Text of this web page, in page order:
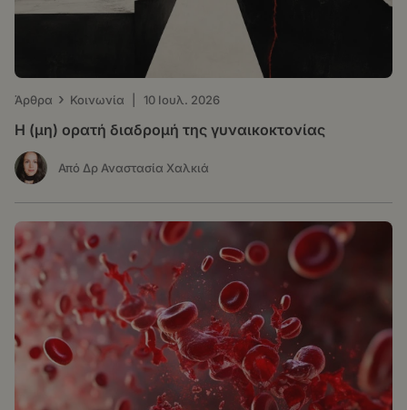
Άρθρα › Κοινωνία 10 Ιουλ. 2026
Η (μη) ορατή διαδρομή της γυναικοκτονίας
Από Δρ Αναστασία Χαλκιά